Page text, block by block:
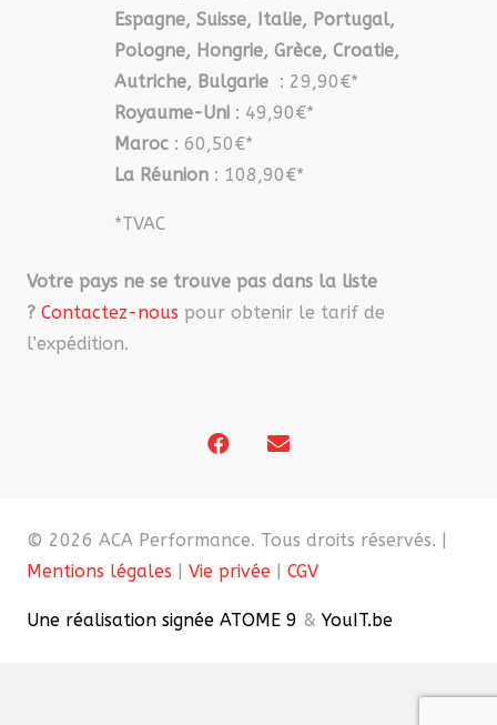
Espagne, Suisse, Italie, Portugal,
Pologne, Hongrie, Grèce, Croatie,
Autriche, Bulgarie : 29,90€*
Royaume-Uni : 49,90€*
Maroc : 60,50€*
La Réunion : 108,90€*
*TVAC
Votre pays ne se trouve pas dans la liste
? Contactez-nous pour obtenir le tarif de
l’expédition.
© 2026 ACA Performance. Tous droits réservés. |
Mentions légales | Vie privée | CGV
Une réalisation signée ATOME 9 & YouIT.be